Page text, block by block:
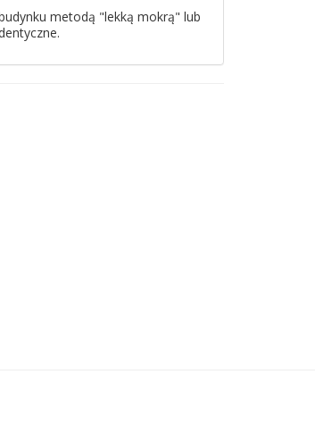
metodą "lekką mokrą" lub